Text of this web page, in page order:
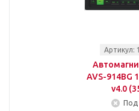
Артикул:
AVS-914BG
v4.0
Под